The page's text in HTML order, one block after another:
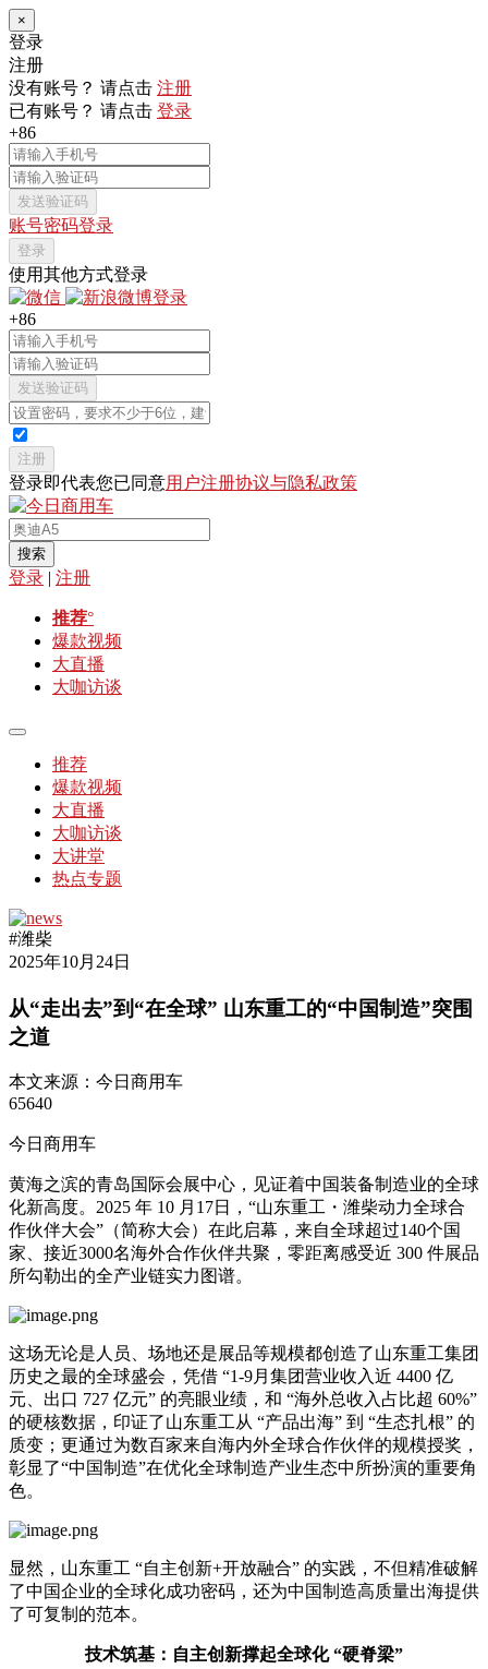
×
登录
注册
没有账号？ 请点击 注册
已有账号？ 请点击 登录
+86
发送验证码
账号密码登录
登录
使用其他方式登录
+86
发送验证码
注册
登录即代表您已同意用户注册协议与隐私政策
搜索
登录 | 注册
推荐°
爆款视频
大直播
大咖访谈
推荐
爆款视频
大直播
大咖访谈
大讲堂
热点专题
#潍柴
2025年10月24日
从“走出去”到“在全球” 山东重工的“中国制造”突围
之道
本文来源： 今日商用车
65640
今日商用车
黄海之滨的青岛国际会展中心，见证着中国装备制造业的全球
化新高度。2025 年 10 月17日，“山东重工・潍柴动力全球合
作伙伴大会”（简称大会）在此启幕，来自全球超过140个国
家、接近3000名海外合作伙伴共聚，零距离感受近 300 件展品
所勾勒出的全产业链实力图谱。
这场无论是人员、场地还是展品等规模都创造了山东重工集团
历史之最的全球盛会，凭借 “1-9月集团营业收入近 4400 亿
元、出口 727 亿元” 的亮眼业绩，和 “海外总收入占比超 60%”
的硬核数据，印证了山东重工从 “产品出海” 到 “生态扎根” 的
质变；更通过为数百家来自海内外全球合作伙伴的规模授奖，
彰显了“中国制造”在优化全球制造产业生态中所扮演的重要角
色。
显然，山东重工 “自主创新+开放融合” 的实践，不但精准破解
了中国企业的全球化成功密码，还为中国制造高质量出海提供
了可复制的范本。
技术筑基：自主创新撑起全球化 “硬脊梁”